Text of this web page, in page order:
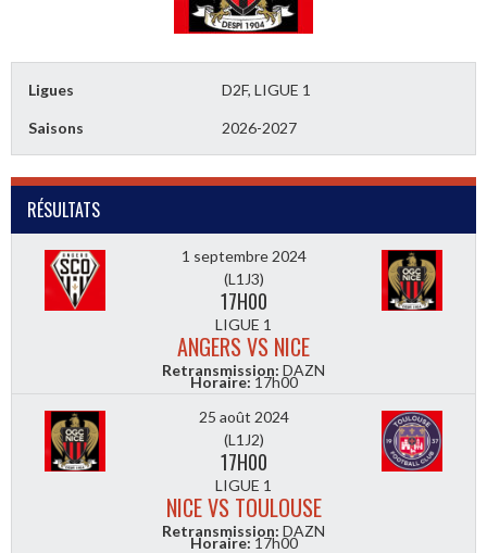
Ligues D2F, LIGUE 1
Saisons 2026-2027
RÉSULTATS
1 septembre 2024
(L1J3)
17H00
LIGUE 1
ANGERS VS NICE
Retransmission: DAZN
Horaire:17h00
25 août 2024
(L1J2)
17H00
LIGUE 1
NICE VS TOULOUSE
Retransmission: DAZN
Horaire:17h00